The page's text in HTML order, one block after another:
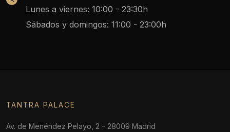
Lunes a viernes: 10:00 - 23:30h
Sábados y domingos: 11:00 - 23:00h
TANTRA PALACE
Av. de Menéndez Pelayo, 2 - 28009 Madrid